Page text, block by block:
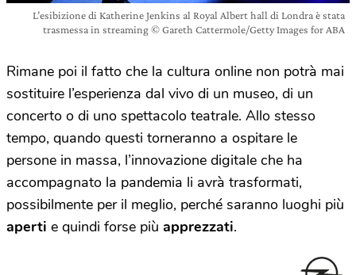
L’esibizione di Katherine Jenkins al Royal Albert hall di Londra è stata
trasmessa in streaming © Gareth Cattermole/Getty Images for ABA
Rimane poi il fatto che la cultura online non potrà mai
sostituire l’esperienza dal vivo di un museo, di un
concerto o di uno spettacolo teatrale. Allo stesso
tempo, quando questi torneranno a ospitare le
persone in massa, l’innovazione digitale che ha
accompagnato la pandemia li avrà trasformati,
possibilmente per il meglio, perché saranno luoghi più
aperti e quindi forse più apprezzati.